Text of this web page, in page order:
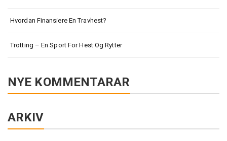
Hvordan Finansiere En Travhest?
Trotting – En Sport For Hest Og Rytter
NYE KOMMENTARAR
ARKIV